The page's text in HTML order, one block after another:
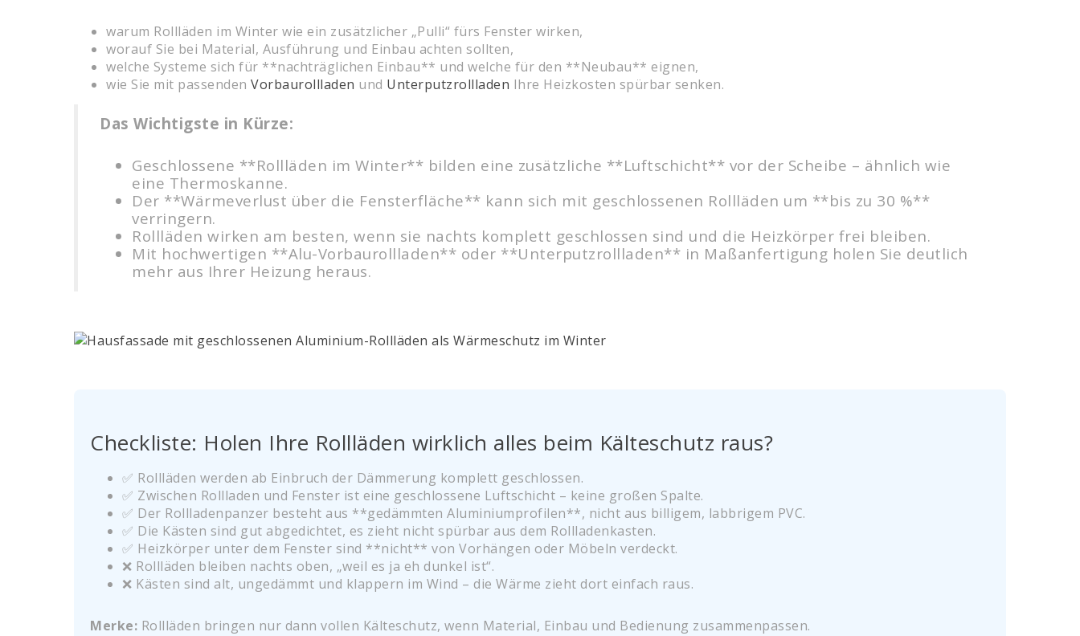
warum Rollläden im Winter wie ein zusätzlicher „Pulli“ fürs Fenster wirken,
worauf Sie bei Material, Ausführung und Einbau achten sollten,
welche Systeme sich für **nachträglichen Einbau** und welche für den **Neubau** eignen,
wie Sie mit passenden Vorbaurollladen und Unterputzrollladen Ihre Heizkosten spürbar senken.
Das Wichtigste in Kürze:
Geschlossene **Rollläden im Winter** bilden eine zusätzliche **Luftschicht** vor der Scheibe – ähnlich wie
eine Thermoskanne.
Der **Wärmeverlust über die Fensterfläche** kann sich mit geschlossenen Rollläden um **bis zu 30 %**
verringern.
Rollläden wirken am besten, wenn sie nachts komplett geschlossen sind und die Heizkörper frei bleiben.
Mit hochwertigen **Alu-Vorbaurollladen** oder **Unterputzrollladen** in Maßanfertigung holen Sie deutlich
mehr aus Ihrer Heizung heraus.
Checkliste: Holen Ihre Rollläden wirklich alles beim Kälteschutz raus?
✅ Rollläden werden ab Einbruch der Dämmerung komplett geschlossen.
✅ Zwischen Rollladen und Fenster ist eine geschlossene Luftschicht – keine großen Spalte.
✅ Der Rollladenpanzer besteht aus **gedämmten Aluminiumprofilen**, nicht aus billigem, labbrigem PVC.
✅ Die Kästen sind gut abgedichtet, es zieht nicht spürbar aus dem Rollladenkasten.
✅ Heizkörper unter dem Fenster sind **nicht** von Vorhängen oder Möbeln verdeckt.
❌ Rollläden bleiben nachts oben, „weil es ja eh dunkel ist“.
❌ Kästen sind alt, ungedämmt und klappern im Wind – die Wärme zieht dort einfach raus.
Merke: Rollläden bringen nur dann vollen Kälteschutz, wenn Material, Einbau und Bedienung zusammenpassen.